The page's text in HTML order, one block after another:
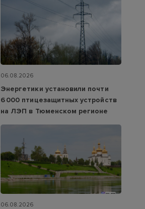
06.08.2026
Энергетики установили почти
6 000 птицезащитных устройств
на ЛЭП в Тюменском регионе
06.08.2026